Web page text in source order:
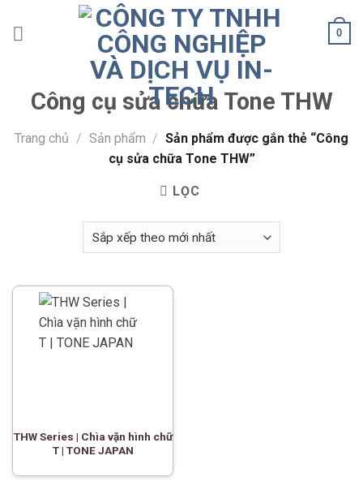
0
Công cụ sửa chữa Tone THW
Trang chủ / Sản phẩm / Sản phẩm được gắn thẻ “Công
cụ sửa chữa Tone THW”
LỌC
THW Series | Chìa vặn hình chữ
T | TONE JAPAN